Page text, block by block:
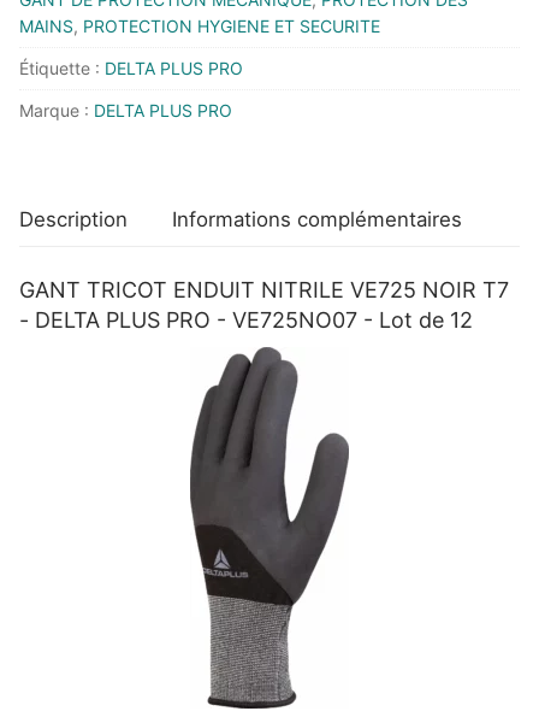
VE725
NOIR
-
PRO
-
Lot
MAINS, PROTECTION HYGIENE ET SECURITE
Étiquette : DELTA PLUS PRO
Marque : DELTA PLUS PRO
Description Informations complémentaires
GANT TRICOT ENDUIT NITRILE VE725 NOIR T7
- DELTA PLUS PRO - VE725NO07 - Lot de 12